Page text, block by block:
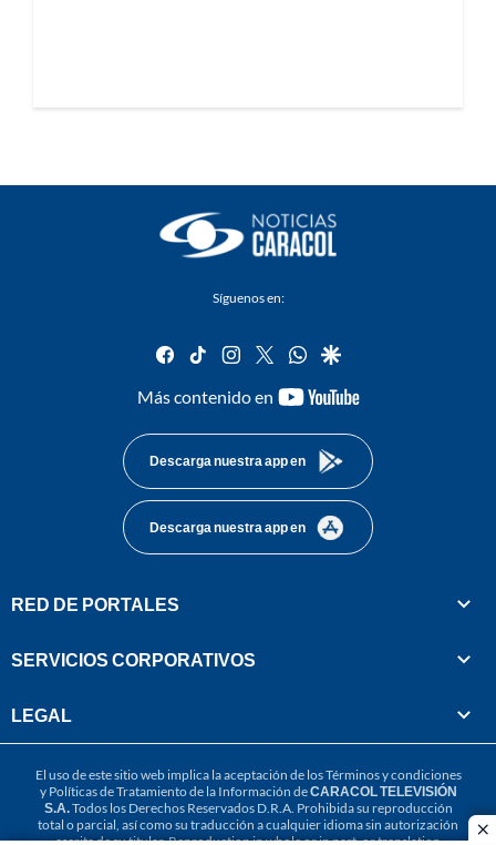
Síguenos en:
facebook
tiktok instagram
twitterwhatsapp
google
Más contenido en
youtube-
Descarga nuestra app en
Descarga nuestra app en
RED DE PORTALES
SERVICIOS CORPORATIVOS
LEGAL
El uso de este sitio web implica la aceptación de losTérminos y condiciones
y Políticas de Tratamiento de la Información deCARACOL TELEVISIÓN
S.A.Todos los Derechos Reservados D.R.A. Prohibida su reproducción
total o parcial, así como su traducción a cualquier idioma sin autorización
escrita de su titular. Reproduction in whole or in part, or translation